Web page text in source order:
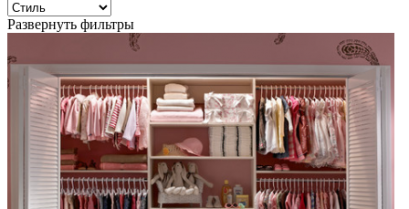
Развернуть фильтры